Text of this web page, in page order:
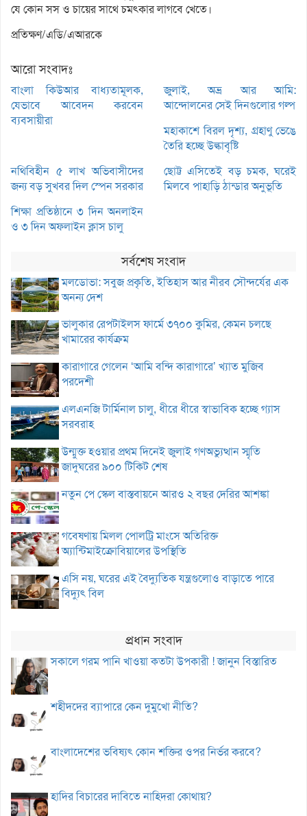
যে কোন সস ও চায়ের সাথে চমৎকার লাগবে খেতে।
প্রতিক্ষণ/এডি/এআরকে
আরো সংবাদঃ
বাংলা কিউআর বাধ্যতামূলক,
যেভাবে আবেদন করবেন
ব্যবসায়ীরা
জুলাই, অভ্র আর আমি:
আন্দোলনের সেই দিনগুলোর গল্প
মহাকাশে বিরল দৃশ্য, গ্রহাণু ভেঙে
তৈরি হচ্ছে উল্কাবৃষ্টি
নথিবিহীন ৫ লাখ অভিবাসীদের
জন্য বড় সুখবর দিল স্পেন সরকার
ছোট্ট এসিতেই বড় চমক, ঘরেই
মিলবে পাহাড়ি ঠান্ডার অনুভূতি
শিক্ষা প্রতিষ্ঠানে ৩ দিন অনলাইন
ও ৩ দিন অফলাইন ক্লাস চালু
সর্বশেষ সংবাদ
মলডোভা: সবুজ প্রকৃতি, ইতিহাস আর নীরব সৌন্দর্যের এক
অনন্য দেশ
ভালুকার রেপটাইলস ফার্মে ৩৭০০ কুমির, কেমন চলছে
খামারের কার্যক্রম
কারাগারে গেলেন ‘আমি বন্দি কারাগারে’ খ্যাত মুজিব
পরদেশী
এলএনজি টার্মিনাল চালু, ধীরে ধীরে স্বাভাবিক হচ্ছে গ্যাস
সরবরাহ
উন্মুক্ত হওয়ার প্রথম দিনেই জুলাই গণঅভ্যুত্থান স্মৃতি
জাদুঘরের ৯০০ টিকিট শেষ
নতুন পে স্কেল বাস্তবায়নে আরও ২ বছর দেরির আশঙ্কা
গবেষণায় মিলল পোলট্রি মাংসে অতিরিক্ত
অ্যান্টিমাইক্রোবিয়ালের উপস্থিতি
এসি নয়, ঘরের এই বৈদ্যুতিক যন্ত্রগুলোও বাড়াতে পারে
বিদ্যুৎ বিল
প্রধান সংবাদ
সকালে গরম পানি খাওয়া কতটা উপকারী ! জানুন বিস্তারিত
শহীদদের ব্যাপারে কেন দুমুখো নীতি?
বাংলাদেশের ভবিষ্যৎ কোন শক্তির ওপর নির্ভর করবে?
হাদির বিচারের দাবিতে নাহিদরা কোথায়?